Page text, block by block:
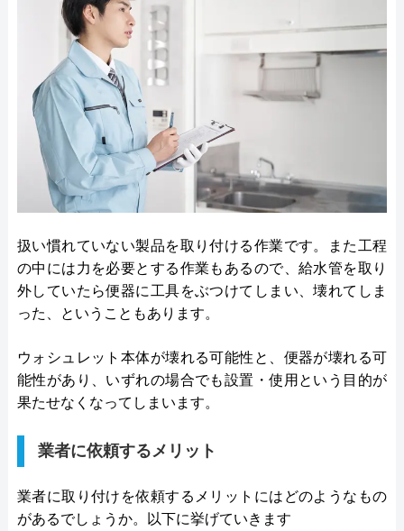
扱い慣れていない製品を取り付ける作業です。また工程
の中には力を必要とする作業もあるので、給水管を取り
外していたら便器に工具をぶつけてしまい、壊れてしま
った、ということもあります。
ウォシュレット本体が壊れる可能性と、便器が壊れる可
能性があり、いずれの場合でも設置・使用という目的が
果たせなくなってしまいます。
業者に依頼するメリット
業者に取り付けを依頼するメリットにはどのようなもの
があるでしょうか。以下に挙げていきます